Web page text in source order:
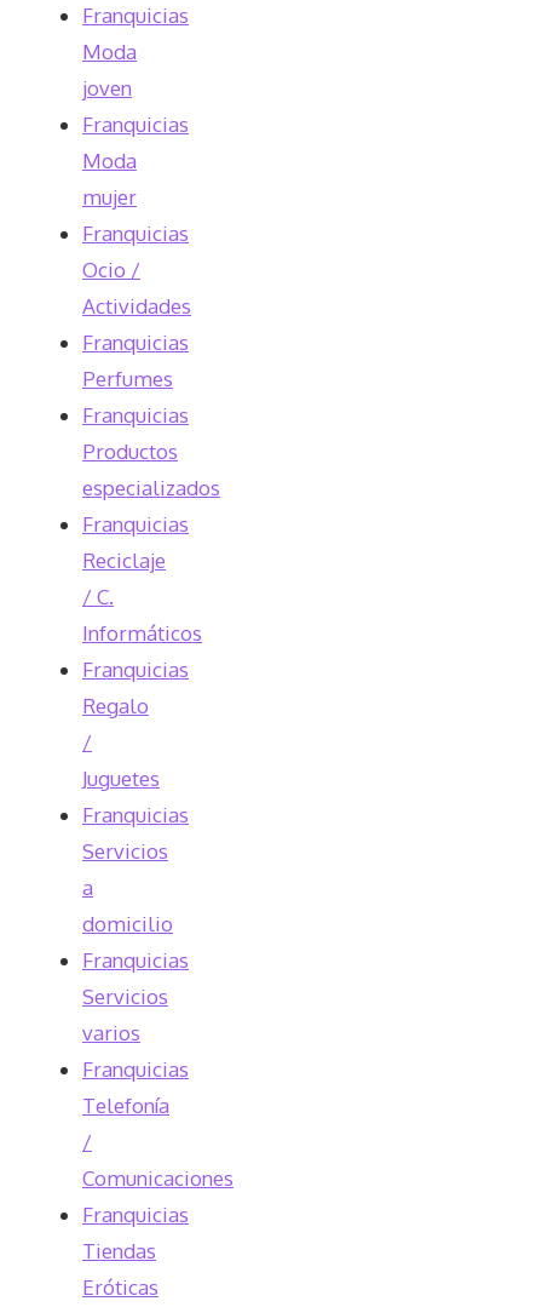
Franquicias
Moda
joven
Franquicias
Moda
mujer
Franquicias
Ocio /
Actividades
Franquicias
Perfumes
Franquicias
Productos
especializados
Franquicias
Reciclaje
/ C.
Informáticos
Franquicias
Regalo
/
Juguetes
Franquicias
Servicios
a
domicilio
Franquicias
Servicios
varios
Franquicias
Telefonía
/
Comunicaciones
Franquicias
Tiendas
Eróticas